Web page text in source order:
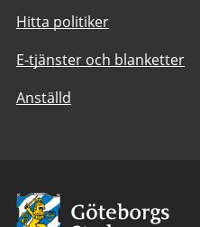
Hitta politiker
E-tjänster och blanketter
Anställd
Avsändare: